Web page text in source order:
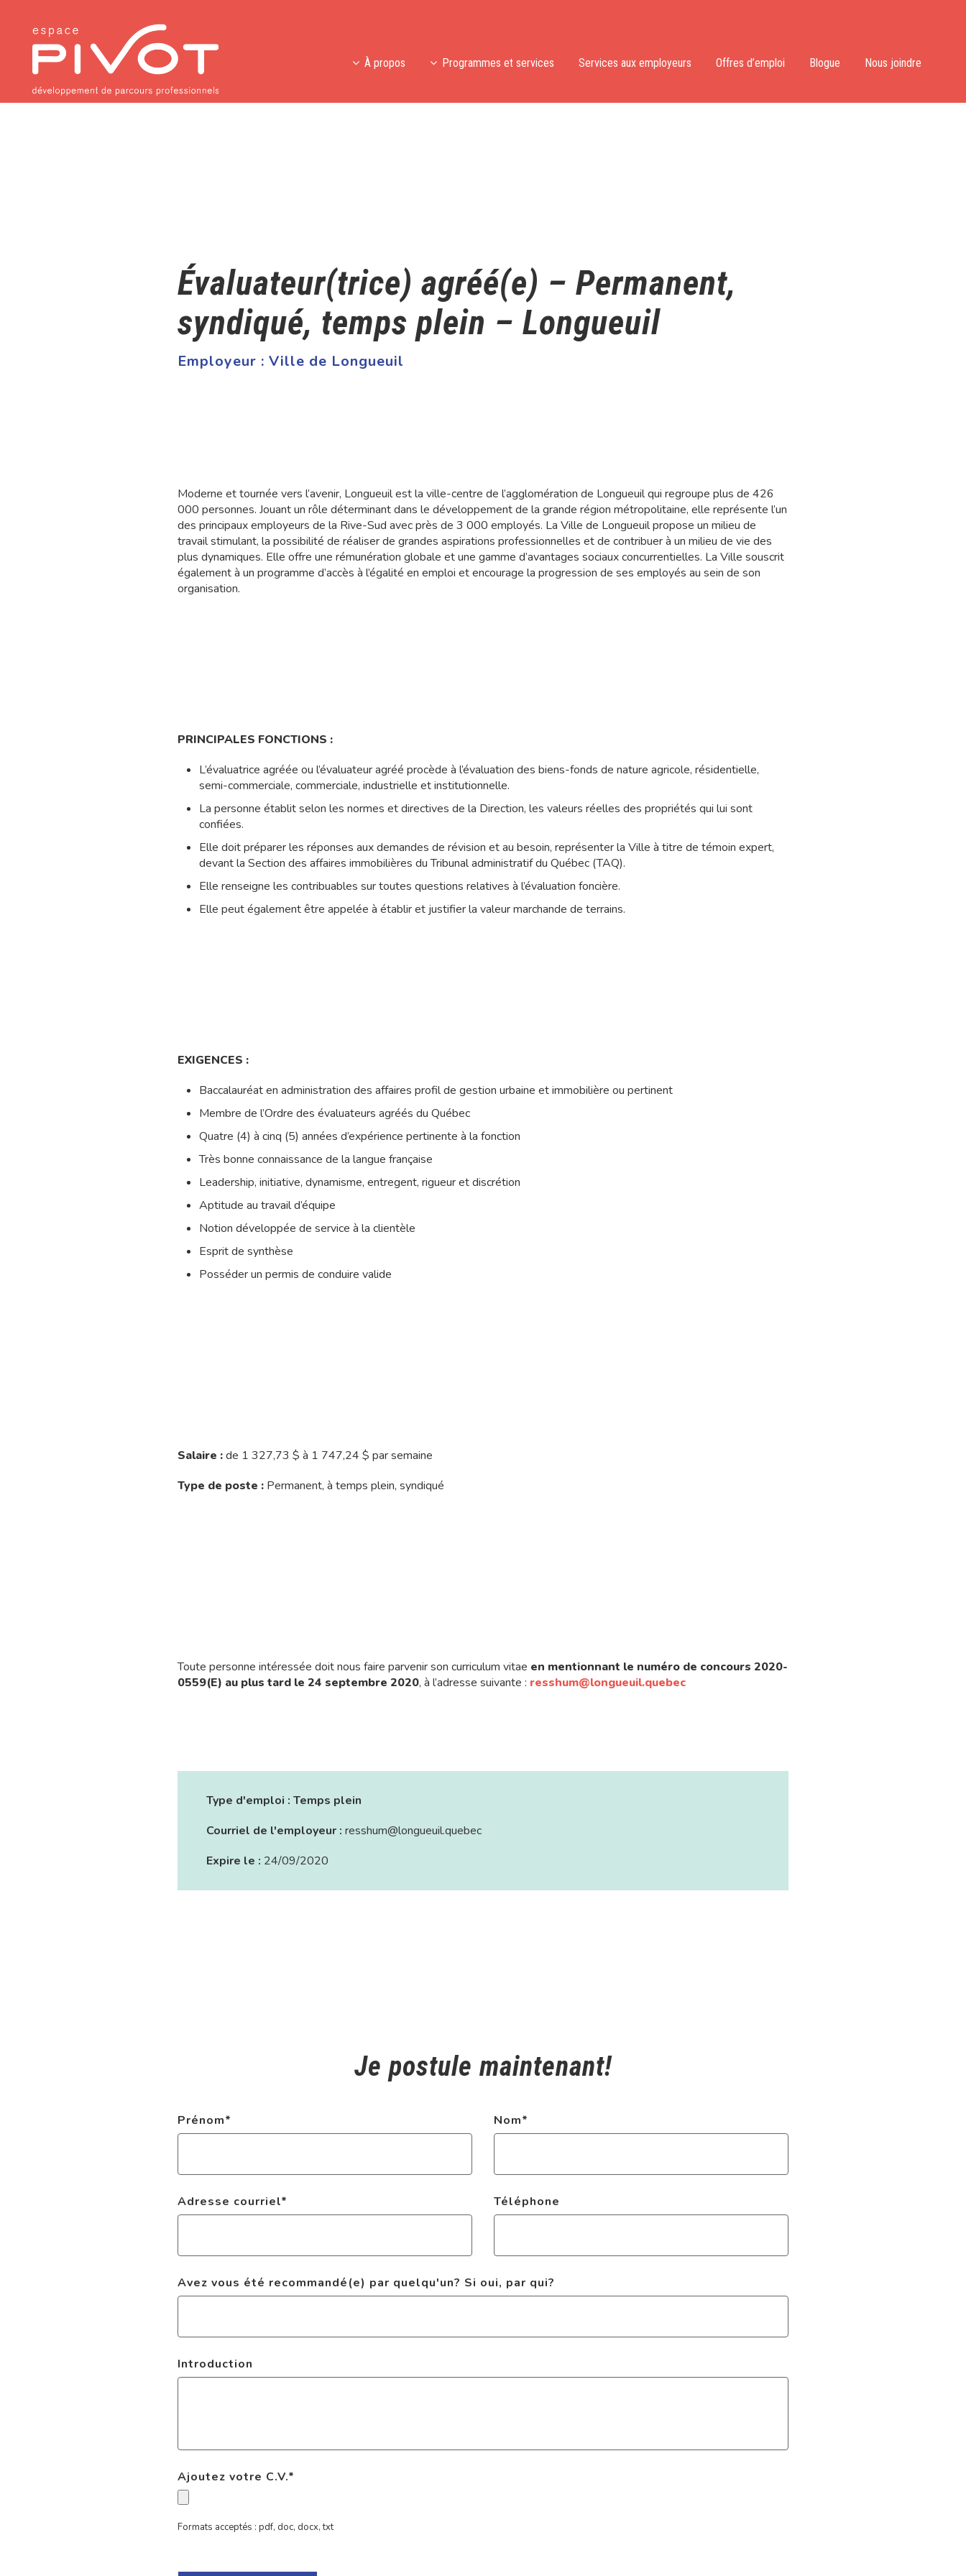
À propos Programmes et services Services aux employeurs Offres d’emploi Blogue Nous joindre
Évaluateur(trice) agréé(e) – Permanent,
syndiqué, temps plein – Longueuil
Employeur : Ville de Longueuil
Moderne et tournée vers l’avenir, Longueuil est la ville-centre de l’agglomération de Longueuil qui regroupe plus de 426
000 personnes. Jouant un rôle déterminant dans le développement de la grande région métropolitaine, elle représente l’un
des principaux employeurs de la Rive-Sud avec près de 3 000 employés. La Ville de Longueuil propose un milieu de
travail stimulant, la possibilité de réaliser de grandes aspirations professionnelles et de contribuer à un milieu de vie des
plus dynamiques. Elle offre une rémunération globale et une gamme d’avantages sociaux concurrentielles. La Ville souscrit
également à un programme d’accès à l’égalité en emploi et encourage la progression de ses employés au sein de son
organisation.
PRINCIPALES FONCTIONS :
L’évaluatrice agréée ou l’évaluateur agréé procède à l’évaluation des biens-fonds de nature agricole, résidentielle,
semi-commerciale, commerciale, industrielle et institutionnelle.
La personne établit selon les normes et directives de la Direction, les valeurs réelles des propriétés qui lui sont
confiées.
Elle doit préparer les réponses aux demandes de révision et au besoin, représenter la Ville à titre de témoin expert,
devant la Section des affaires immobilières du Tribunal administratif du Québec (TAQ).
Elle renseigne les contribuables sur toutes questions relatives à l’évaluation foncière.
Elle peut également être appelée à établir et justifier la valeur marchande de terrains.
EXIGENCES :
Baccalauréat en administration des affaires profil de gestion urbaine et immobilière ou pertinent
Membre de l’Ordre des évaluateurs agréés du Québec
Quatre (4) à cinq (5) années d’expérience pertinente à la fonction
Très bonne connaissance de la langue française
Leadership, initiative, dynamisme, entregent, rigueur et discrétion
Aptitude au travail d’équipe
Notion développée de service à la clientèle
Esprit de synthèse
Posséder un permis de conduire valide
Salaire :de 1 327,73 $ à 1 747,24 $ par semaine
Type de poste : Permanent, à temps plein, syndiqué
Toute personne intéressée doit nous faire parvenir son curriculum vitae en mentionnant le numéro de concours 2020-
0559(E) au plus tard le 24 septembre 2020, à l’adresse suivante : resshum@longueuil.quebec
Type d'emploi : Temps plein
Courriel de l'employeur : resshum@longueuil.quebec
Expire le : 24/09/2020
Je postule maintenant!
Prénom* Nom*
Adresse courriel* Téléphone
Avez vous été recommandé(e) par quelqu'un? Si oui, par qui?
Introduction
Ajoutez votre C.V.*
Formats acceptés : pdf, doc, docx, txt